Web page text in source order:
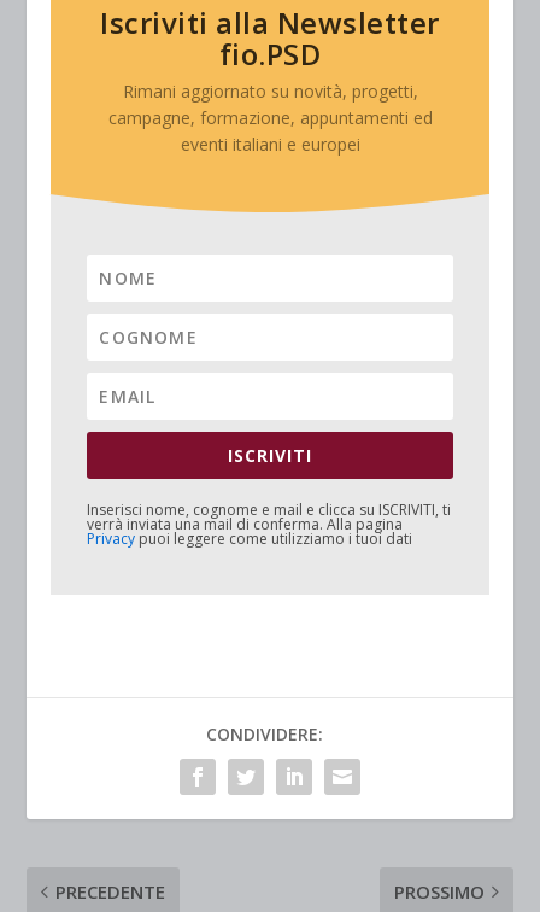
Iscriviti alla Newsletter
fio.PSD
Rimani aggiornato su novità, progetti,
campagne, formazione, appuntamenti ed
eventi italiani e europei
ISCRIVITI
Inserisci nome, cognome e mail e clicca su ISCRIVITI, ti
verrà inviata una mail di conferma. Alla pagina
Privacy puoi leggere come utilizziamo i tuoi dati
CONDIVIDERE:
PRECEDENTE PROSSIMO